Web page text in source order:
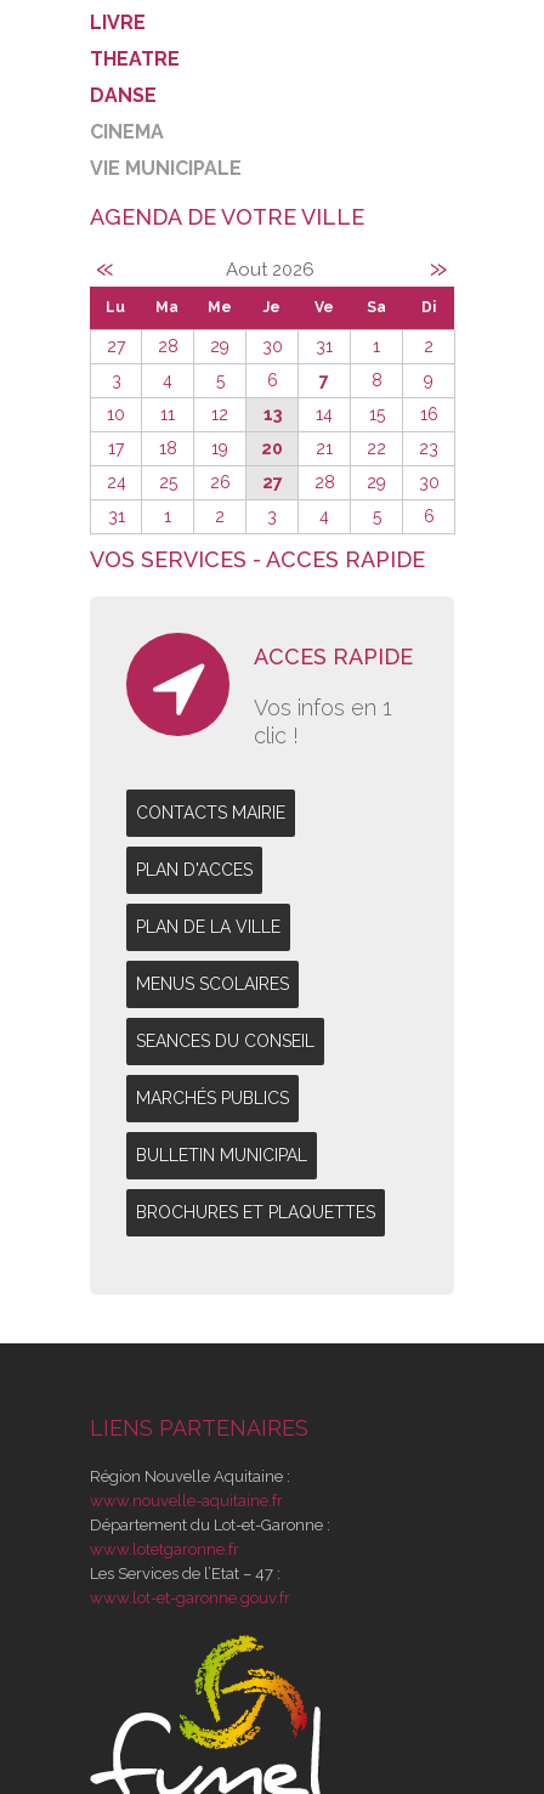
LIVRE
THEATRE
DANSE
CINEMA
VIE MUNICIPALE
AGENDA DE VOTRE VILLE
« Aout 2026 »
Lu Ma Me Je Ve Sa Di
27 28 29 30 31 1
2
3
4 5 6 7 8
9
10
11 12 13 14 15
16
17
18 19 20 21 22
23
24
25 26 27 28 29
30
31
1 2 3 4 5 6
VOS SERVICES - ACCES RAPIDE
ACCES RAPIDE
Vos infos en 1
clic !
CONTACTS MAIRIE
PLAN D'ACCES
PLAN DE LA VILLE
MENUS SCOLAIRES
SEANCES DU CONSEIL
MARCHÉS PUBLICS
BULLETIN MUNICIPAL
BROCHURES ET PLAQUETTES
LIENS PARTENAIRES
Région Nouvelle Aquitaine :
www.nouvelle-aquitaine.fr
Département du Lot-et-Garonne :
www.lotetgaronne.fr
Les Services de l’Etat – 47 :
www.lot-et-garonne.gouv.fr